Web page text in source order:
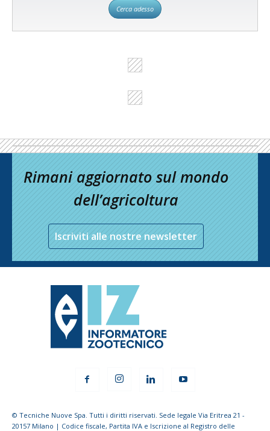
Cerca adesso
Rimani aggiornato sul mondo
dell’agricoltura
Iscriviti alle nostre newsletter
© Tecniche Nuove Spa. Tutti i diritti riservati. Sede legale Via Eritrea 21 -
20157 Milano | Codice fiscale, Partita IVA e Iscrizione al Registro delle